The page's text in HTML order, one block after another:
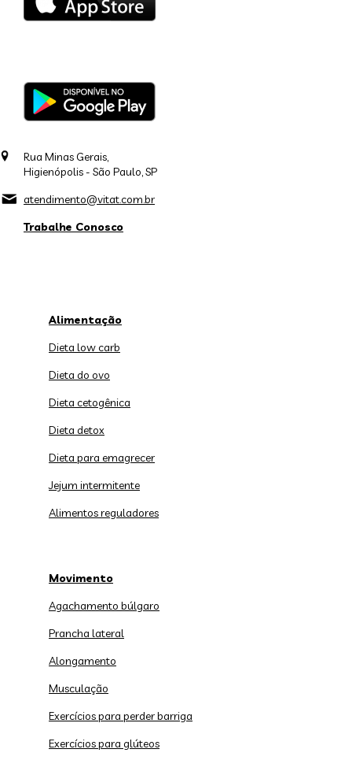
Rua Minas Gerais,
Higienópolis - São Paulo, SP
atendimento@vitat.com.br
Trabalhe Conosco
Alimentação
Dieta low carb
Dieta do ovo
Dieta cetogênica
Dieta detox
Dieta para emagrecer
Jejum intermitente
Alimentos reguladores
Movimento
Agachamento búlgaro
Prancha lateral
Alongamento
Musculação
Exercícios para perder barriga
Exercícios para glúteos